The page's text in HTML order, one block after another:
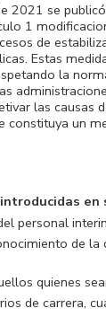
2021 se
1
de
Estas
la
las causas
constituya un
personal
de la
quienes
de carrera,